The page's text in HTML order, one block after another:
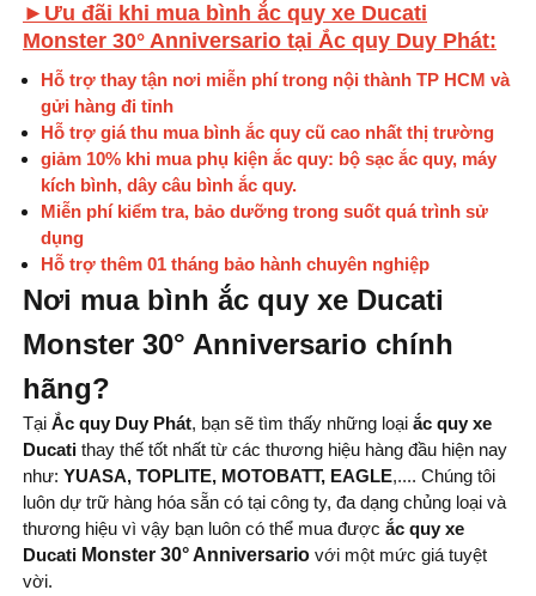
►Ưu đãi khi mua bình ắc quy xe Ducati
Monster 30° Anniversario tại Ắc quy Duy Phát:
Hỗ trợ thay tận nơi miễn phí trong nội thành TP HCM và
gửi hàng đi tỉnh
Hỗ trợ giá thu mua bình ắc quy cũ cao nhất thị trường
giảm 10% khi mua phụ kiện ắc quy: bộ sạc ắc quy, máy
kích bình, dây câu bình ắc quy.
Miễn phí kiểm tra, bảo dưỡng trong suốt quá trình sử
dụng
Hỗ trợ thêm 01 tháng bảo hành chuyên nghiệp
Nơi mua bình ắc quy xe Ducati
Monster 30° Anniversario chính
hãng?
Tại Ắc quy Duy Phát, bạn sẽ tìm thấy những loại ắc quy xe
Ducati thay thế tốt nhất từ ​​các thương hiệu hàng đầu hiện nay
như: YUASA, TOPLITE, MOTOBATT, EAGLE,.... Chúng tôi
luôn dự trữ hàng hóa sẵn có tại công ty, đa dạng chủng loại và
thương hiệu vì vậy bạn luôn có thể mua được ắc quy xe
Ducati Monster 30° Anniversario với một mức giá tuyệt
vời.